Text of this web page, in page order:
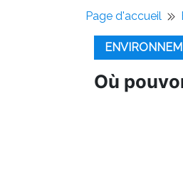
Page d'accueil
Où